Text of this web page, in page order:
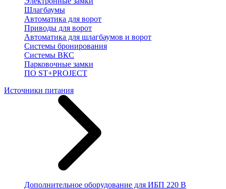
Шлагбаумы
Автоматика для ворот
Приводы для ворот
Автоматика для шлагбаумов и ворот
Системы бронирования
Системы ВКС
Парковочные замки
ПО ST+PROJECT
Источники питания
Дополнительное оборудование для ИБП 220 В